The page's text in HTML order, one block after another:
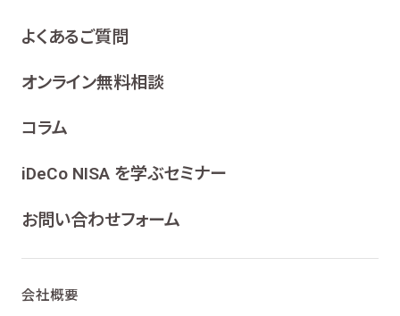
個人情報保護方針を遵守いたします。
2 利用目的
当社は、お客様の同意を得た場合及び法令等により例
必要な範囲内でお客様の個人情報を取り扱います。
ンケート、各種情報提供を行うため
グ及びこれらに付帯・関連する商品・サービスの
当社が取り扱う生命保険、損害保険及びこれら
よくあるご質問
オンライン無料相談
コラム
iDeCo NISA を学ぶセミナー
お問い合わせフォーム
会社概要